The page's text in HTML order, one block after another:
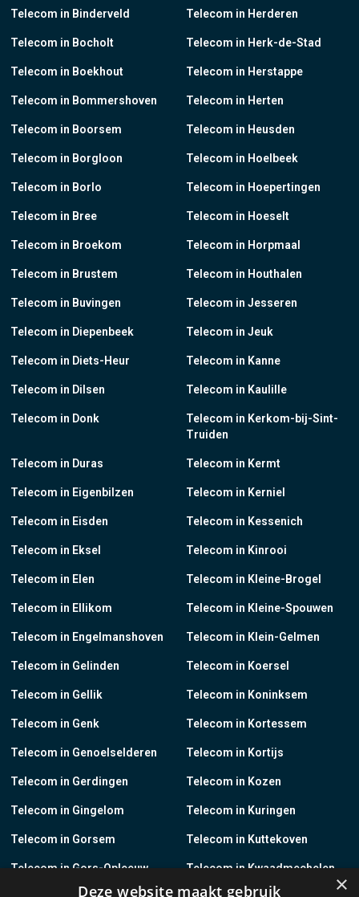
Telecom in Binderveld
Telecom in Bocholt
Telecom in Boekhout
Telecom in Bommershoven
Telecom in Boorsem
Telecom in Borgloon
Telecom in Borlo
Telecom in Bree
Telecom in Broekom
Telecom in Brustem
Telecom in Buvingen
Telecom in Diepenbeek
Telecom in Diets-Heur
Telecom in Dilsen
Telecom in Donk
Telecom in Duras
Telecom in Eigenbilzen
Telecom in Eisden
Telecom in Eksel
Telecom in Elen
Telecom in Ellikom
Telecom in Engelmanshoven
Telecom in Gelinden
Telecom in Gellik
Telecom in Genk
Telecom in Genoelselderen
Telecom in Gerdingen
Telecom in Gingelom
Telecom in Gorsem
Telecom in Gors-Opleeuw
Telecom in Herderen
Telecom in Herk-de-Stad
Telecom in Herstappe
Telecom in Herten
Telecom in Heusden
Telecom in Hoelbeek
Telecom in Hoepertingen
Telecom in Hoeselt
Telecom in Horpmaal
Telecom in Houthalen
Telecom in Jesseren
Telecom in Jeuk
Telecom in Kanne
Telecom in Kaulille
Telecom in Kerkom-bij-Sint-
Truiden
Telecom in Kermt
Telecom in Kerniel
Telecom in Kessenich
Telecom in Kinrooi
Telecom in Kleine-Brogel
Telecom in Kleine-Spouwen
Telecom in Klein-Gelmen
Telecom in Koersel
Telecom in Koninksem
Telecom in Kortessem
Telecom in Kortijs
Telecom in Kozen
Telecom in Kuringen
Telecom in Kuttekoven
Telecom in Kwaadmechelen
×
Deze website maakt gebruik